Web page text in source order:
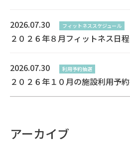
2026.07.30 フィットネススケジュール
２０２６年８月フィットネス日
2026.07.30 利用予約抽選
２０２６年１０月の施設利用予
アーカイブ